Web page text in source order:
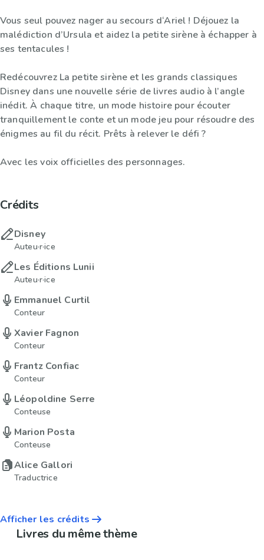
Vous seul pouvez nager au secours d‘Ariel ! Déjouez la
malédiction d’Ursula et aidez la petite sirène à échapper à
ses tentacules !
Redécouvrez La petite sirène et les grands classiques
Disney dans une nouvelle série de livres audio à l’angle
inédit. À chaque titre, un mode histoire pour écouter
tranquillement le conte et un mode jeu pour résoudre des
énigmes au fil du récit. Prêts à relever le défi ?
Avec les voix officielles des personnages.
Crédits
Disney
Auteu·r·ice
Les Éditions Lunii
Auteu·r·ice
Emmanuel Curtil
Conteur
Xavier Fagnon
Conteur
Frantz Confiac
Conteur
Léopoldine Serre
Conteuse
Marion Posta
Conteuse
Alice Gallori
Traductrice
Afficher les crédits
Livres du même thème